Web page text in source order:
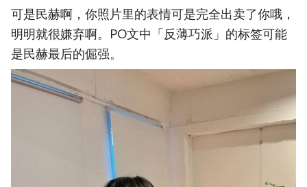
可是民赫啊，你照片里的表情可是完全出卖了你哦，
明明就很嫌弃啊。PO文中「反薄巧派」的标签可能
是民赫最后的倔强。